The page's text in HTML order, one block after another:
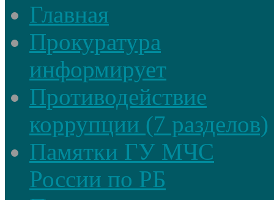
Главная
Прокуратура
информирует
Противодействие
коррупции (7 разделов)
Памятки ГУ МЧС
России по РБ